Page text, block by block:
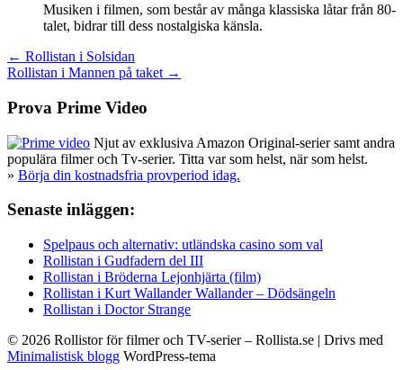
Musiken i filmen, som består av många klassiska låtar från 80-
talet, bidrar till dess nostalgiska känsla.
Inläggsnavigering
← Rollistan i Solsidan
Rollistan i Mannen på taket →
Prova Prime Video
Njut av exklusiva Amazon Original-serier samt andra
populära filmer och Tv-serier. Titta var som helst, när som helst.
» Börja din kostnadsfria provperiod idag.
Senaste inläggen:
Spelpaus och alternativ: utländska casino som val
Rollistan i Gudfadern del III
Rollistan i Bröderna Lejonhjärta (film)
Rollistan i Kurt Wallander Wallander – Dödsängeln
Rollistan i Doctor Strange
© 2026 Rollistor för filmer och TV-serier – Rollista.se | Drivs med
Minimalistisk blogg WordPress-tema